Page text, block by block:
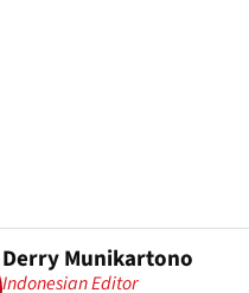
Derry Munikartono
Indonesian Editor